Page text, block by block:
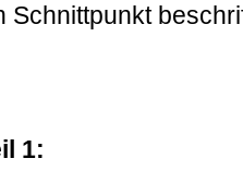
Schnittpunkt
1: